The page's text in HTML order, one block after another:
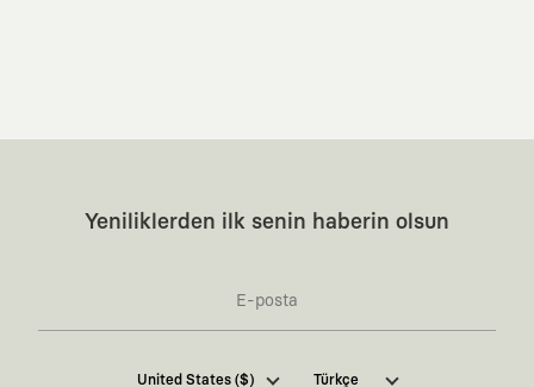
Yeniliklerden ilk senin haberin olsun
Kaft Tasarım Tekstil Sanayi ve Ticaret Anonim
United States ($) Türkçe